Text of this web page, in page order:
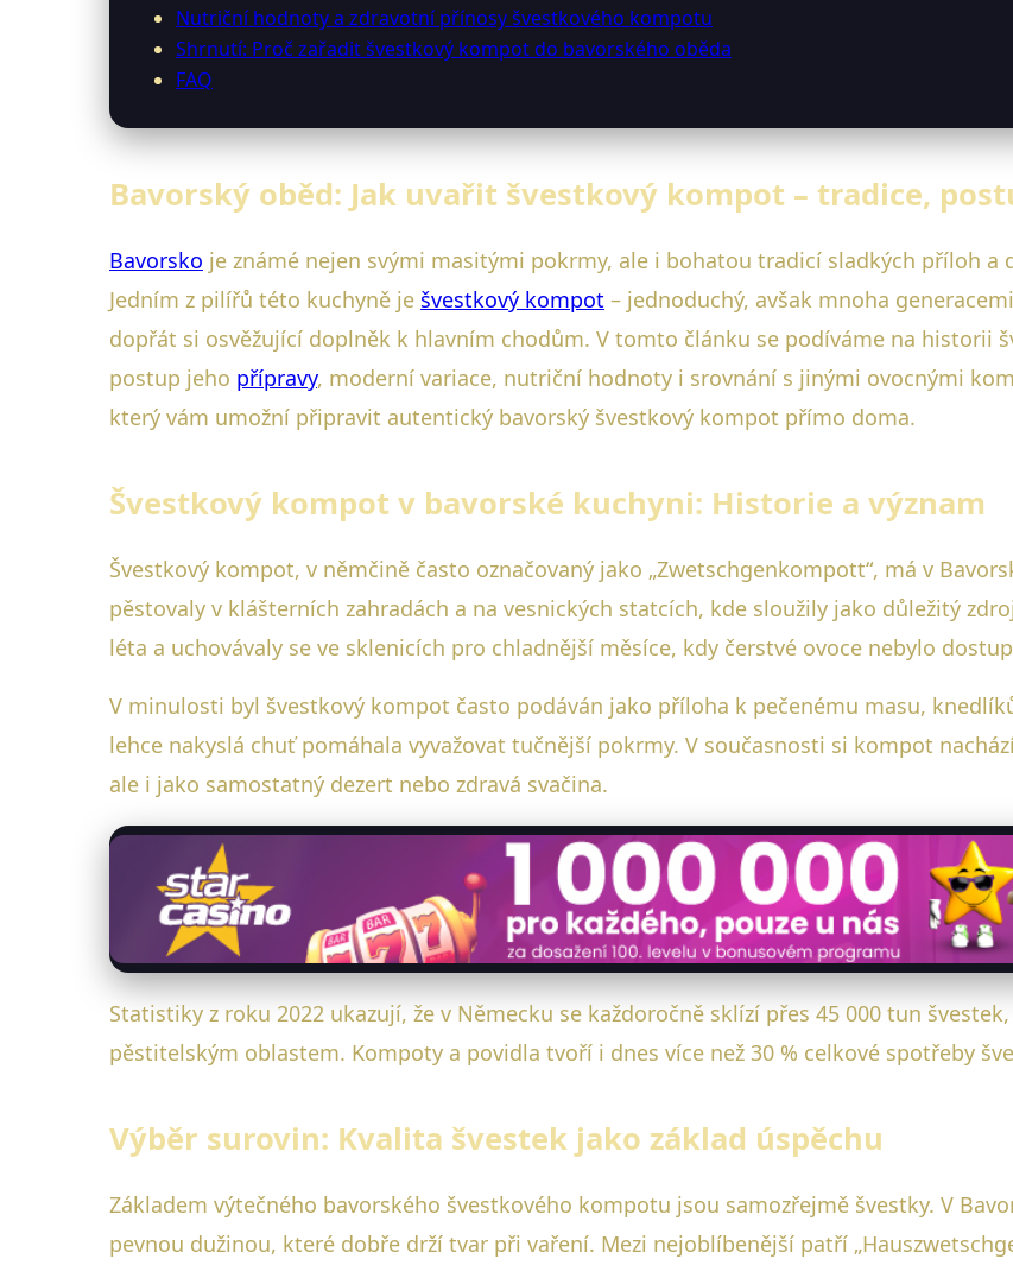
Nutriční hodnoty a zdravotní přínosy švestkového kompotu
Shrnutí: Proč zařadit švestkový kompot do bavorského oběda
FAQ
Bavorský oběd: Jak uvařit švestkový kompot – tradice,
Bavorsko je známé nejen svými masitými pokrmy, ale i bohatou tradicí sladkých příloh a
Jedním z pilířů této kuchyně je švestkový kompot – jednoduchý, avšak mnoha
dopřát si osvěžující doplněk k hlavním chodům. V tomto článku se podíváme na historii
postup jeho přípravy, moderní variace, nutriční hodnoty i srovnání s jinými ovocnými
který vám umožní připravit autentický bavorský švestkový kompot přímo doma.
Švestkový kompot v bavorské kuchyni: Historie a význam
Švestkový kompot, v němčině často označovaný jako „Zwetschgenkompott“, má v
pěstovaly v klášterních zahradách a na vesnických statcích, kde sloužily jako důležitý
léta a uchovávaly se ve sklenicích pro chladnější měsíce, kdy čerstvé ovoce nebylo
V minulosti byl švestkový kompot často podáván jako příloha k pečenému masu,
lehce nakyslá chuť pomáhala vyvažovat tučnější pokrmy. V současnosti si kompot
ale i jako samostatný dezert nebo zdravá svačina.
Statistiky z roku 2022 ukazují, že v Německu se každoročně sklízí přes 45 000 tun
pěstitelským oblastem. Kompoty a povidla tvoří i dnes více než 30 % celkové spotřeby
Výběr surovin: Kvalita švestek jako základ úspěchu
Základem výtečného bavorského švestkového kompotu jsou samozřejmě švestky. V
pevnou dužinou, které dobře drží tvar při vaření. Mezi nejoblíbenější patří